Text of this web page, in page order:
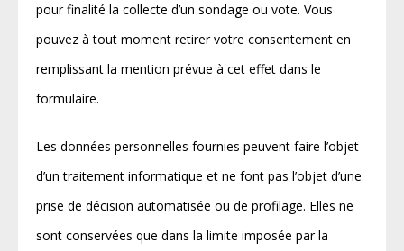
pour finalité la collecte d’un sondage ou vote. Vous
pouvez à tout moment retirer votre consentement en
remplissant la mention prévue à cet effet dans le
formulaire.
Les données personnelles fournies peuvent faire l’objet
d’un traitement informatique et ne font pas l’objet d’une
prise de décision automatisée ou de profilage. Elles ne
sont conservées que dans la limite imposée par la